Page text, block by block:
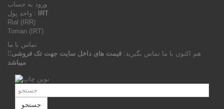
ورود به حساب
واحد پول :
IRT
Rial (IRR)
Toman (IRT)
تماس با ما
هم اکنون با ما تماس بگیرید: قیمت های داخل سایت جهت تک فروشی
میباشد
جستجو